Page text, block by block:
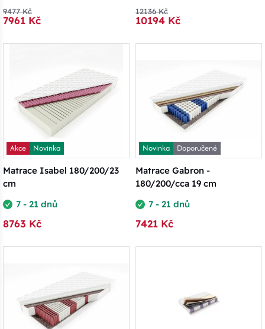
9477 Kč
7961 Kč
12136 Kč
10194 Kč
Akce
Novinka
Matrace Isabel 180/200/23
cm
7 - 21 dnů
8763 Kč
Novinka
Doporučené
Matrace Gabron -
180/200/cca 19 cm
7 - 21 dnů
7421 Kč